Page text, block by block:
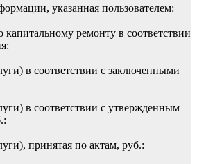
указанная пользователем:
ремонту в соответствии
в соответствии с заключенными
в соответствии с утвержденным
принятая по актам, руб.: